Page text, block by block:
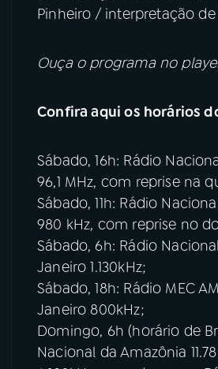
Pinheiro / interpretação de
Ouça o programa no
Confira aqui os horários
Sábado, 16h: Rádio
96,1 MHz, com reprise na
Sábado, 11h: Rádio
980 kHz, com reprise no
Sábado, 6h: Rádio
Janeiro 1.130kHz;
Sábado, 18h: Rádio MEC
Janeiro 800kHz;
Domingo, 6h (horário de
Nacional da Amazônia